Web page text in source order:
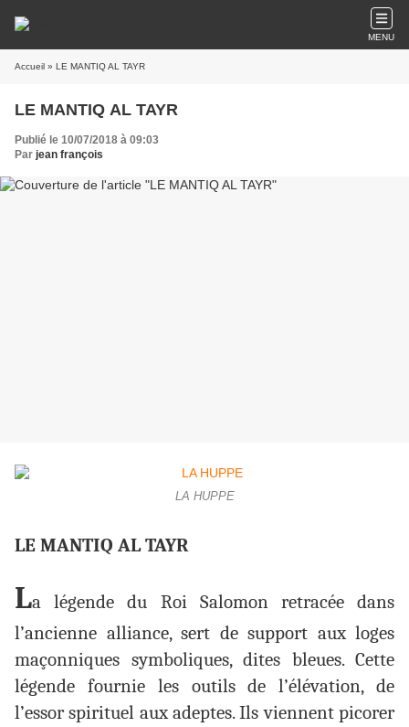
MENU
Accueil » LE MANTIQ AL TAYR
LE MANTIQ AL TAYR
Publié le 10/07/2018 à 09:03
Par jean françois
LA HUPPE
LE MANTIQ AL TAYR
La légende du Roi Salomon retracée dans
l’ancienne alliance, sert de support aux loges
maçonniques symboliques, dites bleues. Cette
légende fournie les outils de l’élévation, de
l’essor spirituel aux adeptes. Ils viennent picorer